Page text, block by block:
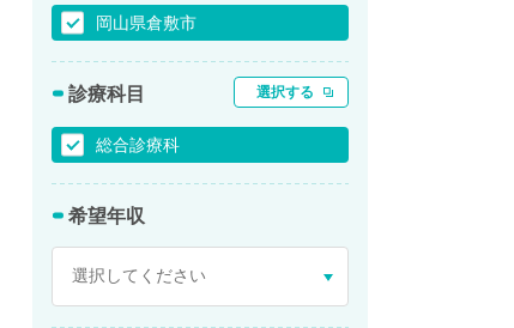
岡山県倉敷市
診療科目 選択する
総合診療科
希望年収